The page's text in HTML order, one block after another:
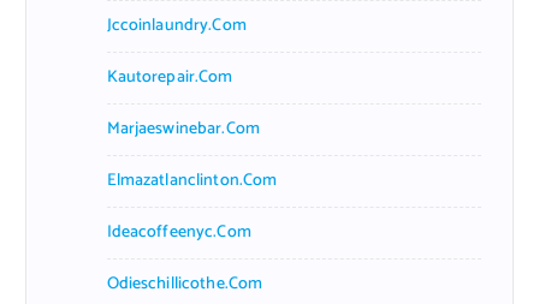
Jccoinlaundry.com
Kautorepair.com
Marjaeswinebar.com
Elmazatlanclinton.com
Ideacoffeenyc.com
Odieschillicothe.com